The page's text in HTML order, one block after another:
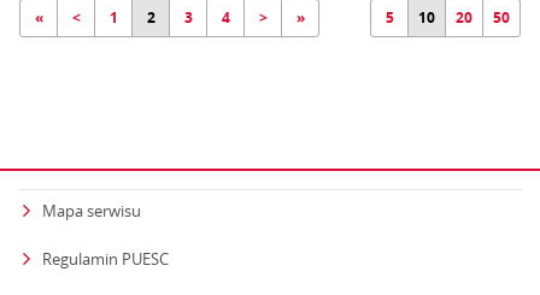
« < 1 2 3 4 > » 5 10 20 50
Mapa serwisu
Regulamin PUESC